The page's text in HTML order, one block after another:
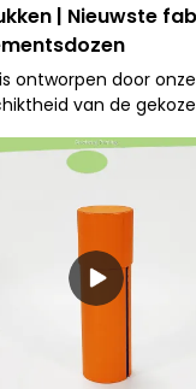
| Nieuwste
ontworpen door
van de